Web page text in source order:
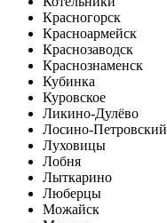
Красногорск
Красноармейск
Краснозаводск
Краснознаменск
Кубинка
Куровское
Ликино-Дулёво
Лосино-Петровский
Луховицы
Лобня
Лыткарино
Люберцы
Можайск